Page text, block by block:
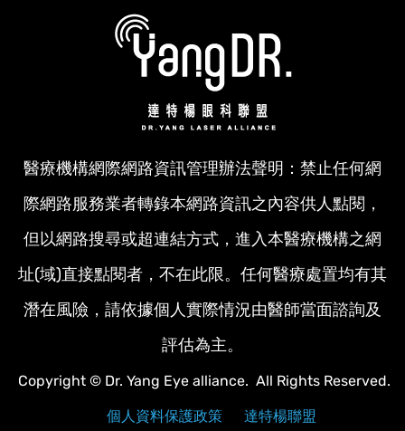
醫療機構網際網路資訊管理辦法聲明：禁止任何網
際網路服務業者轉錄本網路資訊之內容供人點閱，
但以網路搜尋或超連結方式，進入本醫療機構之網
址(域)直接點閱者，不在此限。任何醫療處置均有其
潛在風險，請依據個人實際情況由醫師當面諮詢及
評估為主。
Copyright © Dr. Yang Eye alliance. All Rights Reserved.
個人資料保護政策 達特楊聯盟